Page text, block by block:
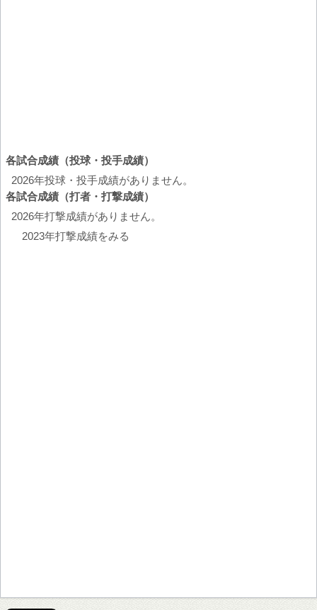
各試合成績（投球・投手成績）
2026年投球・投手成績がありません。
各試合成績（打者・打撃成績）
2026年打撃成績がありません。
2023年打撃成績をみる